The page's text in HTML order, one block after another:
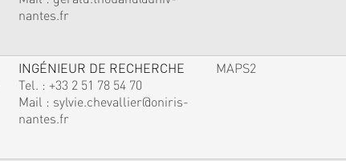
nantes.fr
INGÉNIEUR DE RECHERCHE
Tel. : +33 2 51 78 54 70
Mail : sylvie.chevallier@oniris-
nantes.fr
MAPS2